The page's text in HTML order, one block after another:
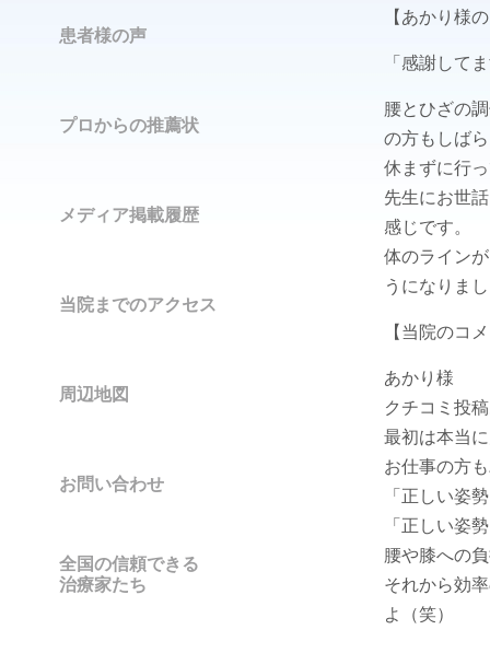
【あかり様
「感謝して
腰とひざの
の方もしば
休まずに行
先生にお世
感じです。
体のライン
うになりま
【当院のコ
あかり様
クチコミ投
最初は本当
お仕事の方
「正しい姿
「正しい姿
腰や膝への
それから効
よ（笑）
患者様の声
プロからの推薦状
メディア掲載履歴
当院までのアクセス
周辺地図
お問い合わせ
全国の信頼できる
治療家たち